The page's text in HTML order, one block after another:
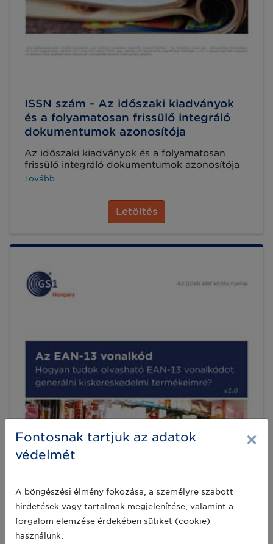
ISSN szám - Az időszaki kiadványok
és a folyamatosan frissülő integráló
dokumentumok azonosítója
Az időszaki kiadványok és a folyamatosan
frissülő integráló dokumentumok azonosítója
Tovább
Letöltés
Fontosnak tartjuk az adatok
védelmét
×
A böngészési élmény fokozása, a személyre szabott
hirdetések vagy tartalmak megjelenítése, valamint a
forgalom elemzése érdekében sütiket (cookie)
használunk.